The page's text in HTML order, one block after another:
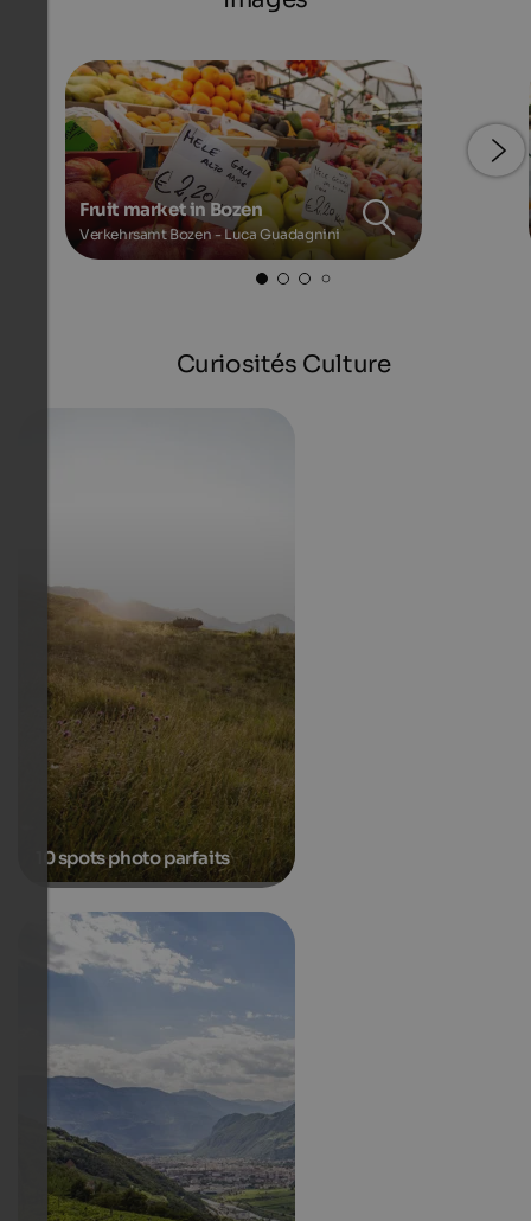
Fruit market in Bozen
Verkehrsamt Bozen - Luca Guadagnini
Curiosités Culture
10 spots photo parfaits